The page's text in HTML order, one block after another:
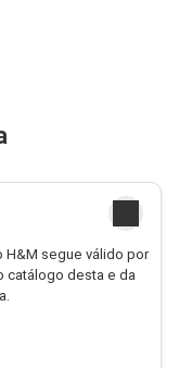
H&M segue válido por
catálogo desta e da